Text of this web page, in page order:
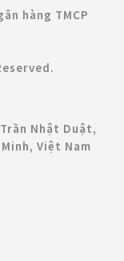
hàng TMCP
Nhật Duật,
Việt Nam